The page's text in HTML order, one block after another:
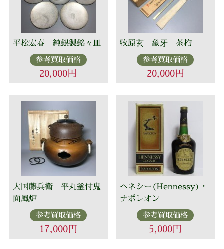
平松宏春 純銀製銘々皿
参考買取価格
20,000円
牧原玄 象牙 茶杓
参考買取価格
20,000円
大国藤兵衛 平丸釜付鬼
面風炉
参考買取価格
17,000円
ヘネシー(Hennessy)・
ナポレオン
参考買取価格
5,000円